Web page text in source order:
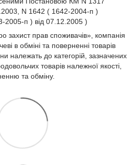
N 1642 ( 1642-2004-п )
2005-п ) від 07.12.2005 )
захист прав споживачів» , компанія
в обміні та поверненні товарів
належать до категорій, зазначених
товарів належної якості,
та обміну.